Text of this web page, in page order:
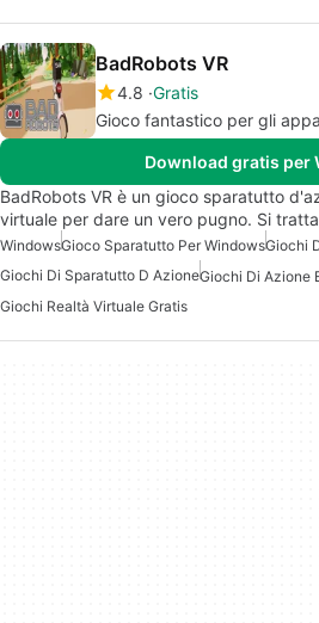
BadRobots VR
4.8 Gratis
Gioco fantastico per gli
Download gratis per
BadRobots VR è un gioco sparatutto
virtuale per dare un vero pugno. Si
WindowsGioco Sparatutto Per WindowsGiochi
Giochi Di Sparatutto D Azione
Giochi Realtà Virtuale Gratis